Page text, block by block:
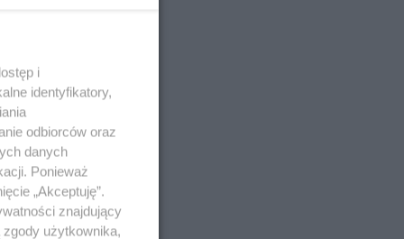
i
identyfikatory,
odbiorców oraz
danych
Ponieważ
„Akceptuję”.
znajdujący
użytkownika,